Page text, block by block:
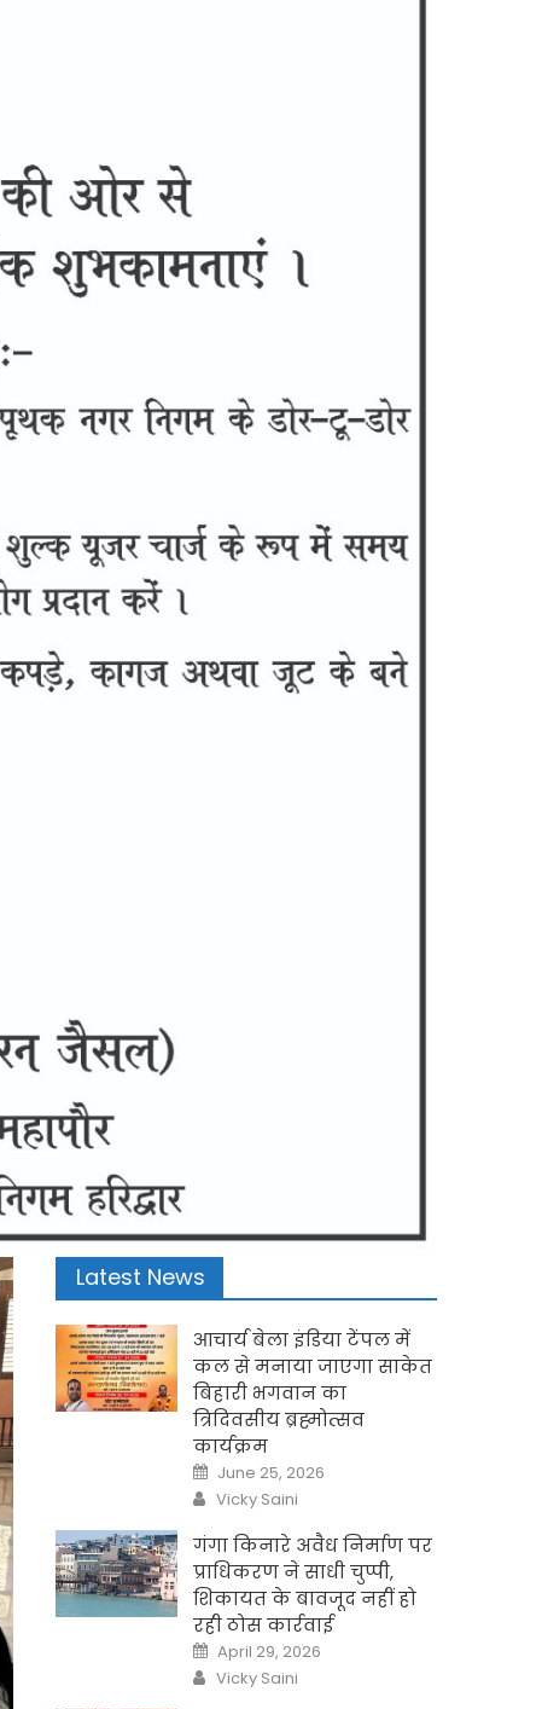
Latest News
आचार्य बेला इंडिया टेंपल में
कल से मनाया जाएगा साकेत
बिहारी भगवान का
त्रिदिवसीय ब्रह्मोत्सव
कार्यक्रम
Posted
on
June 25, 2026
Author
Vicky Saini
गंगा किनारे अवैध निर्माण पर
प्राधिकरण ने साधी चुप्पी,
शिकायत के बावजूद नहीं हो
रही ठोस कार्रवाई
Posted
on
April 29, 2026
Author
Vicky Saini